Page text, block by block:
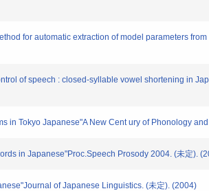
for automatic extraction of model parameters
of speech : closed-syllable vowel shortening in
in Tokyo Japanese"A New Cent ury of Phonology
in Japanese"Proc.Speech Prosody 2004. (未定).
of Japanese Linguistics. (未定). (2004)